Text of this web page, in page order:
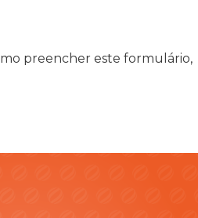
preencher este formulário,